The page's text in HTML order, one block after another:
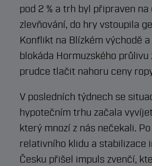
pod 2 % a trh byl připraven na
zlevňování, do hry vstoupila
Konflikt na Blízkém východě
blokáda Hormuzského průlivu
prudce tlačit nahoru ceny
V posledních týdnech se
hypotečním trhu začala
který mnozí z nás nečekali.
relativního klidu a stabilizace
Česku přišel impuls zvenčí,